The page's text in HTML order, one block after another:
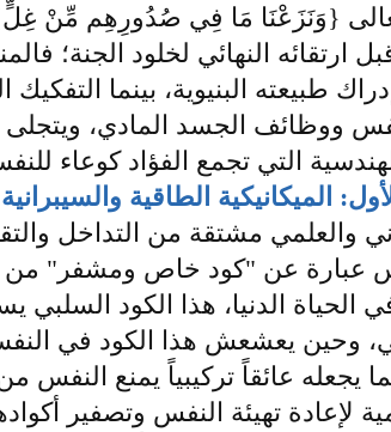
تعالى {وَنَزَعْنَا مَا فِي صُدُورِهِم
ارتقائه النهائي لخلود الجنة؛
طبيعته البنيوية، بينما
ووظائف الجسد المادي،
التي تجمع الفؤاد كوعاء
الميكانيكية الطاقية
والعلمي مشتقة من التداخل
عبارة عن "كود خاص ومشفر" من
الحياة الدنيا، هذا الكود السلبي
وحين يعشعش هذا الكود في
يجعله عائقاً تركيبياً يمنع النفس
لإعادة تهيئة النفس وتصفير